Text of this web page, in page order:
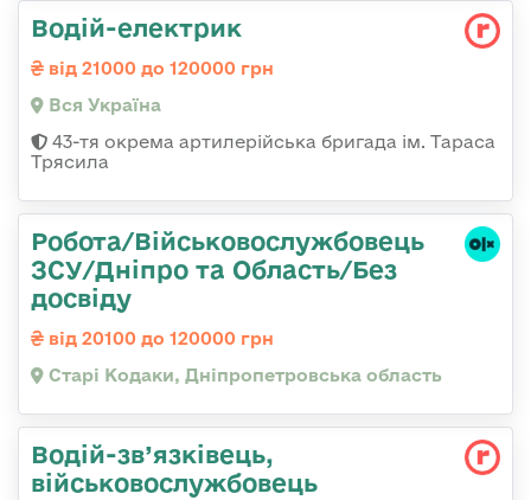
Водій-електрик
від 21000 до 120000 грн
Вся Україна
43-тя окрема артилерійська бригада ім. Тараса
Трясила
Робота/Військовослужбовець
ЗСУ/Дніпро та Область/Без
досвіду
від 20100 до 120000 грн
Старі Кодаки, Дніпропетровська область
Водій-зв’язківець,
військовослужбовець